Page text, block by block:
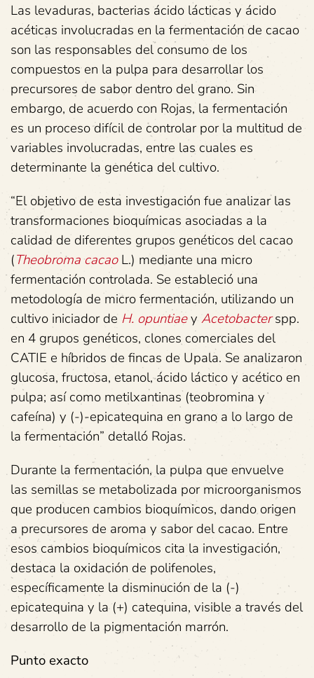
Las levaduras, bacterias ácido lácticas y ácido
acéticas involucradas en la fermentación de cacao
son las responsables del consumo de los
compuestos en la pulpa para desarrollar los
precursores de sabor dentro del grano. Sin
embargo, de acuerdo con Rojas, la fermentación
es un proceso difícil de controlar por la multitud de
variables involucradas, entre las cuales es
determinante la genética del cultivo.
“El objetivo de esta investigación fue analizar las
transformaciones bioquímicas asociadas a la
calidad de diferentes grupos genéticos del cacao
(Theobroma cacaoL.) mediante una micro
fermentación controlada. Se estableció una
metodología de micro fermentación, utilizando un
cultivo iniciador de H. opuntiaey Acetobacterspp.
en 4 grupos genéticos, clones comerciales del
CATIE e híbridos de fincas de Upala. Se analizaron
glucosa, fructosa, etanol, ácido láctico y acético en
pulpa; así como metilxantinas (teobromina y
cafeína) y (-)-epicatequina en grano a lo largo de
la fermentación” detalló Rojas.
Durante la fermentación, la pulpa que envuelve
las semillas se metabolizada por microorganismos
que producen cambios bioquímicos, dando origen
a precursores de aroma y sabor del cacao. Entre
esos cambios bioquímicos cita la investigación,
destaca la oxidación de polifenoles,
específicamente la disminución de la (-)
epicatequina y la (+) catequina, visible a través del
desarrollo de la pigmentación marrón.
Punto exacto